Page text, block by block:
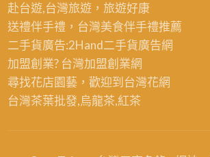
赴台遊,台灣旅遊，旅遊好康
送禮伴手禮，台灣美食伴手禮推薦
二手貨廣告:2Hand二手貨廣告網
加盟創業? 台灣加盟創業網
尋找花店園藝，歡迎到 台灣花網
台灣茶葉批發,烏龍茶,紅茶